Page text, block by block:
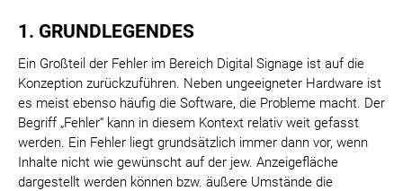
1. GRUNDLEGENDES
Ein Großteil der Fehler im Bereich Digital Signage ist auf die
Konzeption zurückzuführen. Neben ungeeigneter Hardware ist
es meist ebenso häufig die Software, die Probleme macht. Der
Begriff „Fehler“ kann in diesem Kontext relativ weit gefasst
werden. Ein Fehler liegt grundsätzlich immer dann vor, wenn
Inhalte nicht wie gewünscht auf der jew. Anzeigefläche
dargestellt werden können bzw. äußere Umstände die